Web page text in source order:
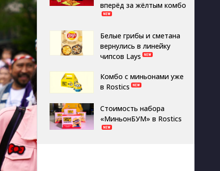
вперёд за жёлтым комбо
Белые грибы и сметана
вернулись в линейку
чипсов Lays
Комбо с миньонами уже
в Rostics
Стоимость набора
«МиньонБУМ» в Rostics